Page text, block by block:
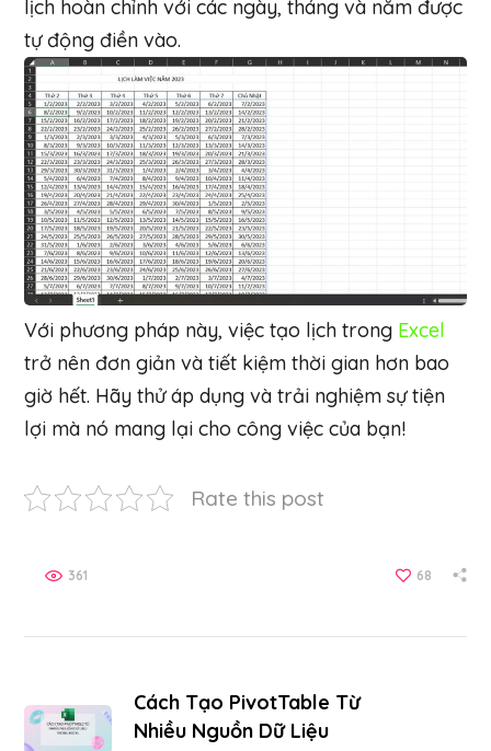
lịch hoàn chỉnh với các ngày, tháng và năm được
tự động điền vào.
Với phương pháp này, việc tạo lịch trong Excel
trở nên đơn giản và tiết kiệm thời gian hơn bao
giờ hết. Hãy thử áp dụng và trải nghiệm sự tiện
lợi mà nó mang lại cho công việc của bạn!
Rate this post
68
361
Cách Tạo PivotTable Từ
Nhiều Nguồn Dữ Liệu